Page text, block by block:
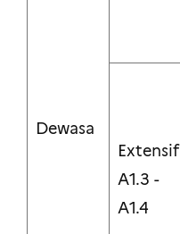
Dewasa
Extensif
A1.3 -
A1.4